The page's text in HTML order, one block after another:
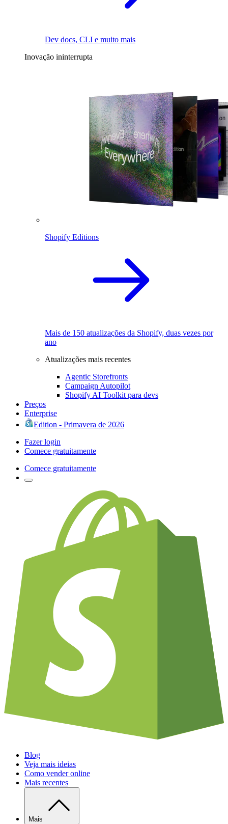
Dev docs, CLI e muito mais
Inovação ininterrupta
Shopify Editions
Mais de 150 atualizações da Shopify, duas vezes por
ano
Atualizações mais recentes
Agentic Storefronts
Campaign Autopilot
Shopify AI Toolkit para devs
Preços
Enterprise
Edition - Primavera de 2026
Fazer login
Comece gratuitamente
Comece gratuitamente
Blog
Veja mais ideias
Como vender online
Mais recentes
Mais